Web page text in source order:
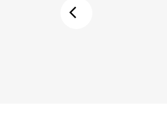
arrow_back_ios